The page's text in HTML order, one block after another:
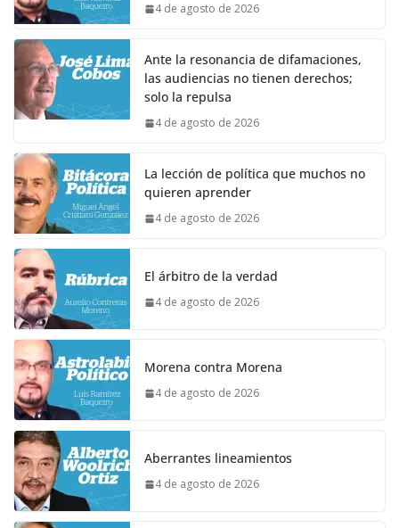
4 de agosto de 2026
Ante la resonancia de difamaciones,
las audiencias no tienen derechos;
solo la repulsa
4 de agosto de 2026
La lección de política que muchos no
quieren aprender
4 de agosto de 2026
El árbitro de la verdad
4 de agosto de 2026
Morena contra Morena
4 de agosto de 2026
Aberrantes lineamientos
4 de agosto de 2026